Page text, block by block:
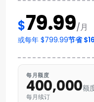
$79.99/月
或每年 $799.99节省
每月额度
400,000额
每月续订